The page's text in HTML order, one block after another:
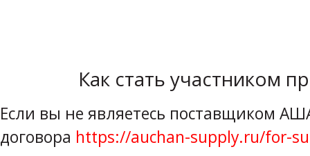
Как стать участником
Если вы не являетесь поставщиком
договора https://auchan-supply.ru/for-